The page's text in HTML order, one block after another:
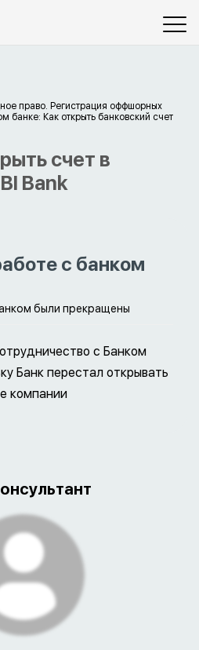
право. Регистрация оффшорных
банке: Как открыть банковский счет
счет в
Bank
с банком
были прекращены
с Банком
Банк перестал открывать
компании